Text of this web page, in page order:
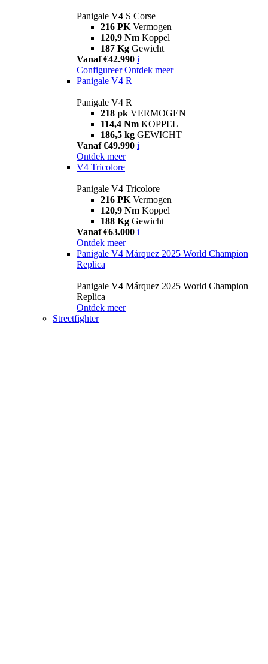
Panigale V4 S Corse
216 PK Vermogen
120,9 Nm Koppel
187 Kg Gewicht
Vanaf €42.990 i
Configureer Ontdek meer
Panigale V4 R
Panigale V4 R
218 pk VERMOGEN
114,4 Nm KOPPEL
186,5 kg GEWICHT
Vanaf €49.990 i
Ontdek meer
V4 Tricolore
Panigale V4 Tricolore
216 PK Vermogen
120,9 Nm Koppel
188 Kg Gewicht
Vanaf €63.000 i
Ontdek meer
Panigale V4 Márquez 2025 World Champion
Replica
Panigale V4 Márquez 2025 World Champion
Replica
Ontdek meer
Streetfighter